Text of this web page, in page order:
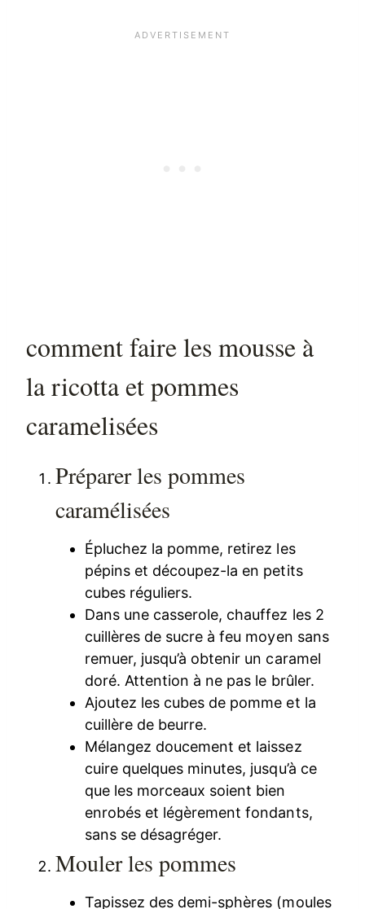
comment faire les mousse à
la ricotta et pommes
caramelisées
Préparer les pommes
caramélisées
Épluchez la pomme, retirez les
pépins et découpez-la en petits
cubes réguliers.
Dans une casserole, chauffez les 2
cuillères de sucre à feu moyen sans
remuer, jusqu’à obtenir un caramel
doré. Attention à ne pas le brûler.
Ajoutez les cubes de pomme et la
cuillère de beurre.
Mélangez doucement et laissez
cuire quelques minutes, jusqu’à ce
que les morceaux soient bien
enrobés et légèrement fondants,
sans se désagréger.
Mouler les pommes
Tapissez des demi-sphères (moules